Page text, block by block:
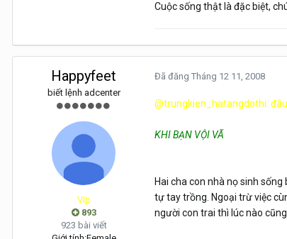
Cuộc sống thật là đặc biệt,
Happyfeet
biết lệnh adcenter
Vip
893
923 bài viết
Đã đăng Tháng 12 11, 2008
@trungkien_hatangdothi:
KHI BẠN VỘI VÃ
Hai cha con nhà nọ sinh
tự tay trồng. Ngoại trừ việc
người con trai thì lúc nào cũng